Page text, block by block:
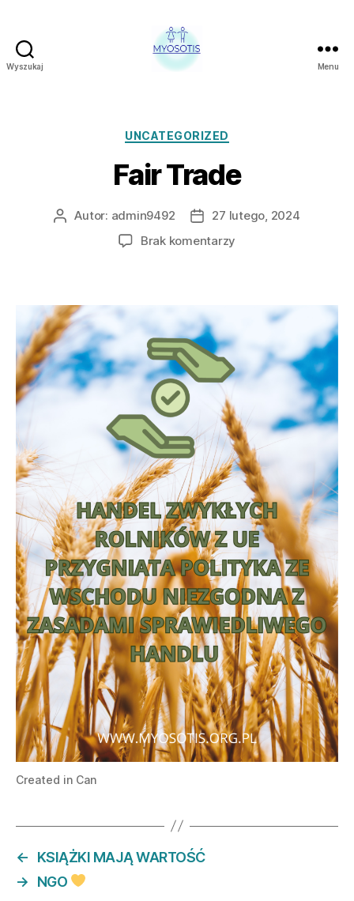
Wyszukaj
CZŁOWIEKA
POLSCE
MYOSOTIS
Menu
Kategorie
UNCATEGORIZED
Fair Trade
AutorAutor: admin9492
Data
wpisu
27 lutego, 2024
Brak komentarzy
Created in Can
←
KSIĄŻKI MAJĄ WARTOŚĆ
→
NGO